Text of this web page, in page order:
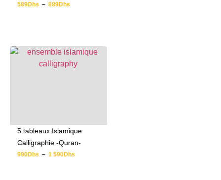
589Dhs – 889Dhs
5 tableaux Islamique
Calligraphie -Quran-
990Dhs – 1 590Dhs